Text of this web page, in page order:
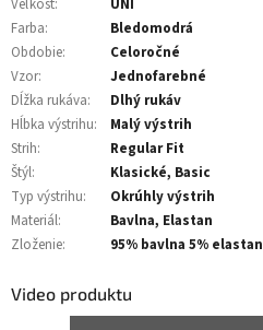
Veľkosť:
UNI
Farba:
Bledomodrá
Obdobie:
Celoročné
Vzor:
Jednofarebné
Dĺžka rukáva:
Dlhý rukáv
Hĺbka výstrihu:
Malý výstrih
Strih:
Regular Fit
Štýl:
Klasické, Basic
Typ výstrihu:
Okrúhly výstrih
Materiál:
Bavlna, Elastan
Zloženie: 95% bavlna 5% elastan
Video produktu